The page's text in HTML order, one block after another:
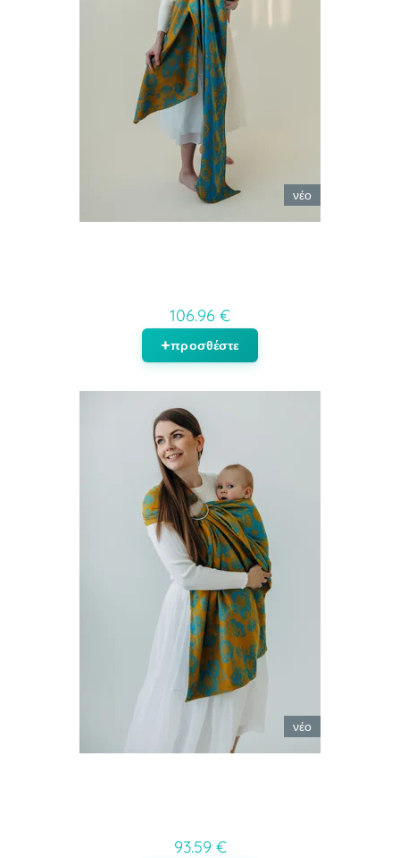
νέο
106.96 €
προσθέστε
νέο
93.59 €